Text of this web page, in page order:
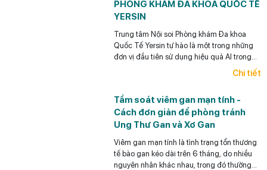
PHÒNG KHÁM ĐA KHOA QUỐC TẾ
YERSIN
Trung tâm Nội soi Phòng khám Đa khoa
Quốc Tế Yersin tự hào là một trong những
đơn vị đầu tiên sử dụng hiệu quả AI trong
Chi tiết
Tầm soát viêm gan mạn tính -
Cách đơn giản để phòng tránh
Ung Thư Gan và Xơ Gan
Viêm gan mạn tính là tình trạng tổn thương
tế bào gan kéo dài trên 6 tháng, do nhiều
nguyên nhân khác nhau, trong đó thường